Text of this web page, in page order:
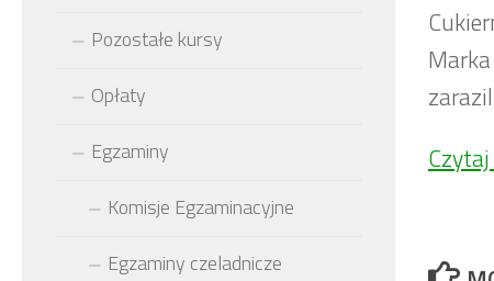
Pozostałe kursy
Opłaty
Egzaminy
Komisje Egzaminacyjne
Egzaminy czeladnicze